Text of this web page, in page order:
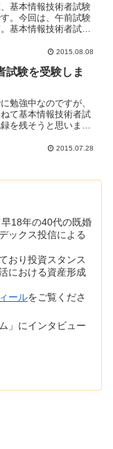
基本情報技術者試験
。今回は、午前試験
基本情報技術者試験
、基本知識を問う全問
一部...
2015.08.08
試験を受験しま
勉強中なのですが、
て基本情報技術者試
を残そうと思いま
だ自分のやり方は本当
2015.07.28
18年の40代の既婚
ックス投信による
おり投資スタンス
における資産形成
ールをご覧くださ
」にインタビュー